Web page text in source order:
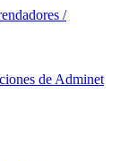
/
de Adminet